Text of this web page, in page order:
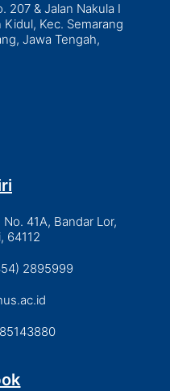
207 & Jalan Nakula I
Kidul, Kec. Semarang
Jawa Tengah,
41A, Bandar Lor,
64112
2895999